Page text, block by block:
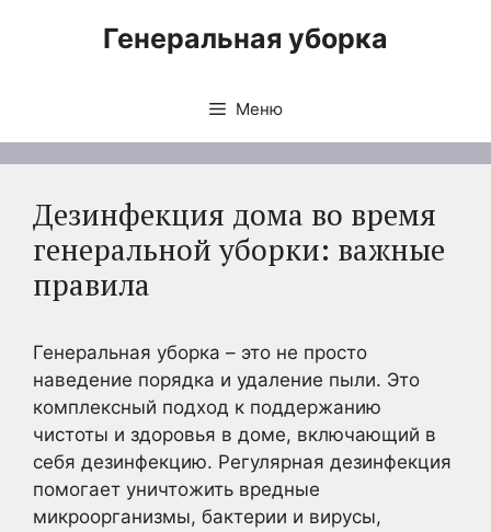
Генеральная уборка
Меню
Дезинфекция дома во время
генеральной уборки: важные
правила
Генеральная уборка – это не просто
наведение порядка и удаление пыли. Это
комплексный подход к поддержанию
чистоты и здоровья в доме, включающий в
себя дезинфекцию. Регулярная дезинфекция
помогает уничтожить вредные
микроорганизмы, бактерии и вирусы,